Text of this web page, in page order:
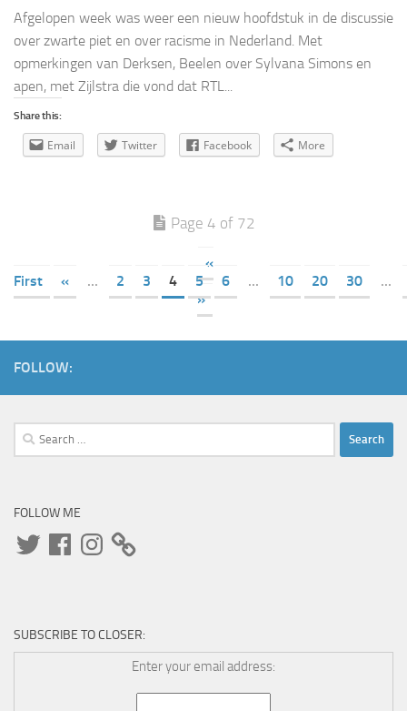
Afgelopen week was weer een nieuw hoofdstuk in de discussie
over zwarte piet en over racisme in Nederland. Met
opmerkingen van Derksen, Beelen over Sylvana Simons en
apen, met Zijlstra die vond dat RTL...
Share this:
Email Twitter Facebook More
Page 4 of 72
«
First
« ... 2 3 4 5 6 ... 10 20 30
...
»
FOLLOW:
Search
for:
FOLLOW ME
TwitterFacebookInstagram
SUBSCRIBE TO CLOSER:
Enter your email address: